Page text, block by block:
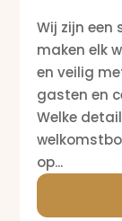
Wij zijn een
maken elk
en veilig
gasten en
Welke
op...